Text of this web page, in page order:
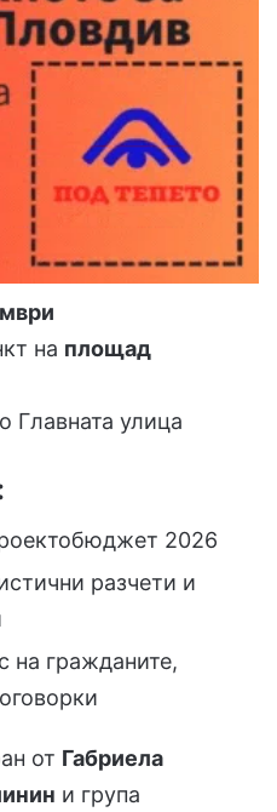
на площад
Главната улица
2026
разчети и
на гражданите,
от Габриела
и група